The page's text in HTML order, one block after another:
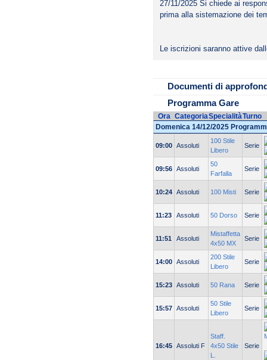
27/11/2025 Si chiede ai
prima alla sistemazione dei
Le iscrizioni saranno attive
Documenti di
File da scaricare
Programma Gare
Ora CategoriaSpecialitàTurno
Domenica 14/12/2025
09:00 Assoluti
100 Stile
Libero
Serie
09:56 Assoluti
50
Farfalla
Serie
10:24 Assoluti 100 Misti Serie
11:23 Assoluti 50 Dorso Serie
11:51 Assoluti
Mistaffetta
4x50 MX
Serie
14:00 Assoluti
200 Stile
Libero
Serie
15:23 Assoluti 50 Rana Serie
15:57 Assoluti
50 Stile
Libero
Serie
16:45 Assoluti F
Staff.
4x50 Stile
L.
Serie